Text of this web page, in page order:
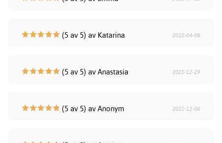
(5 av 5) av Katarina 2022-04-08
(5 av 5) av Anastasia 2021-12-29
(5 av 5) av Anonym 2021-12-06